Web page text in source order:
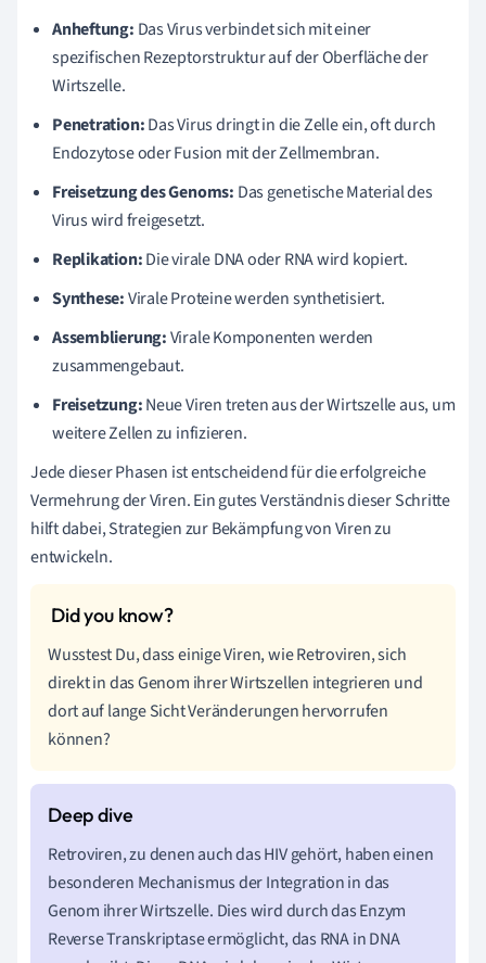
Anheftung: Das Virus verbindet sich mit einer
spezifischen Rezeptorstruktur auf der Oberfläche der
Wirtszelle.
Penetration:Das Virus dringt in die Zelle ein, oft durch
Endozytose oder Fusion mit der Zellmembran.
Freisetzung des Genoms: Das genetische Material des
Virus wird freigesetzt.
Replikation:Die virale DNA oder RNA wird kopiert.
Synthese:Virale Proteine werden synthetisiert.
Assemblierung:Virale Komponenten werden
zusammengebaut.
Freisetzung:Neue Viren treten aus der Wirtszelle aus, um
weitere Zellen zu infizieren.
Jede dieser Phasen ist entscheidend für die erfolgreiche
Vermehrung der Viren. Ein gutes Verständnis dieser Schritte
hilft dabei, Strategien zur Bekämpfung von Viren zu
entwickeln.
Wusstest Du, dass einige Viren, wie Retroviren, sich
direkt in das Genom ihrer Wirtszellen integrieren und
dort auf lange Sicht Veränderungen hervorrufen
können?
Retroviren, zu denen auch das HIV gehört, haben einen
besonderen Mechanismus der Integration in das
Genom ihrer Wirtszelle. Dies wird durch das Enzym
Reverse Transkriptase ermöglicht, das RNA in DNA